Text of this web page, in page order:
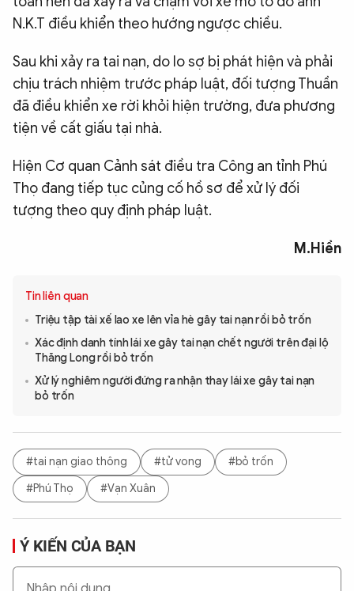
N.K.T điều khiển theo hướng ngược chiều.
Sau khi xảy ra tai nạn, do lo sợ bị phát hiện và phải
chịu trách nhiệm trước pháp luật, đối tượng Thuần
đã điều khiển xe rời khỏi hiện trường, đưa phương
tiện về cất giấu tại nhà.
Hiện Cơ quan Cảnh sát điều tra Công an tỉnh Phú
Thọ đang tiếp tục củng cố hồ sơ để xử lý đối
tượng theo quy định pháp luật.
M.Hiền
Tin liên quan
Triệu tập tài xế lao xe lên vỉa hè gây tai nạn rồi bỏ trốn
Xác định danh tính lái xe gây tai nạn chết người trên đại lộ
Thăng Long rồi bỏ trốn
Xử lý nghiêm người đứng ra nhận thay lái xe gây tai nạn
bỏ trốn
#tai nạn giao thông #tử vong
#bỏ trốn
#Phú Thọ
#Vạn Xuân
Ý KIẾN CỦA BẠN